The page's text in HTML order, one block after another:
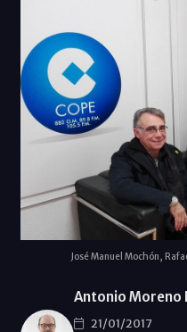
José Manuel Mochón,
Antonio Moreno
21/01/2017